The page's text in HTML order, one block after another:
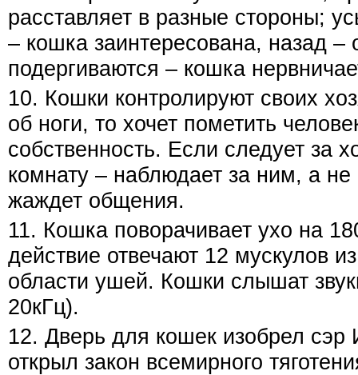
расставляет в разные стороны;
– кошка заинтересована, назад –
подергиваются – кошка
10. Кошки контролируют своих
об ноги, то хочет пометить
собственность. Если следует за
комнату – наблюдает за ним, а не
жаждет общения.
11. Кошка поворачивает ухо на
действие отвечают 12 мускулов
области ушей. Кошки слышат
20кГц).
12. Дверь для кошек изобрел
открыл закон всемирного